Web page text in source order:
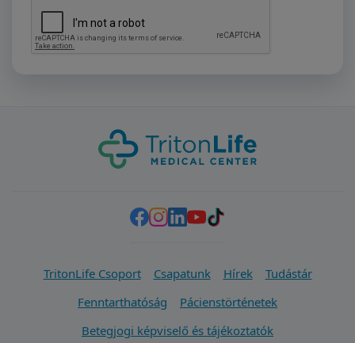
TritonLife Csoport Csapatunk Hírek
Tudástár
Fenntarthatóság
Pácienstörténetek
Betegjogi képviselő és tájékoztatók